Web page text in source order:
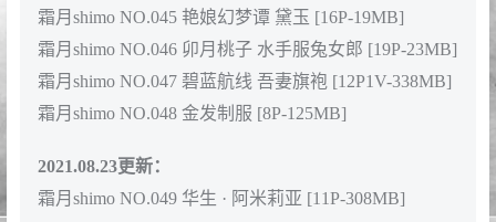
霜月shimo NO.037 巫女 [24P-564MB]
霜月shimo NO.038 ベビードールと灰色ねこ [15P-
266MB]
霜月shimo NO.039 梅多莉 [15P-303MB]
2021.07.19更新：